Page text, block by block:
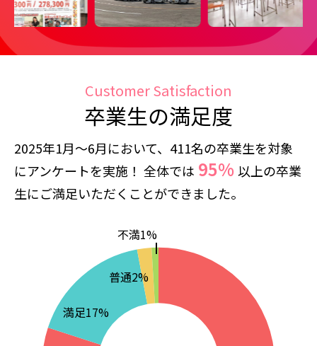
Customer Satisfaction
卒業生の満足度
2025年1月～6月において、411名の卒業生を対象
にアンケートを実施！ 全体では 95% 以上の卒業
生にご満足いただくことができました。
満足17%
普通2%
不満1%